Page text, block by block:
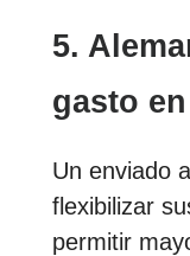
5.
gasto
Un enviado
flexibilizar
permitir